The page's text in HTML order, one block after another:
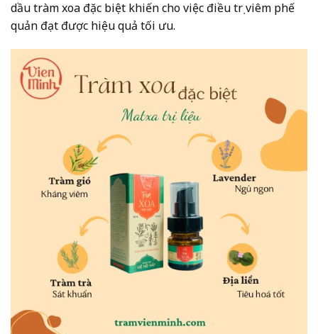
dầu tràm xoa đặc biệt khiến cho việc điều trị viêm phế
quản đạt được hiệu quả tối ưu.